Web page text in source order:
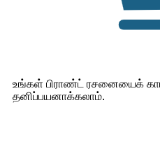
உங்கள் பிராண்ட் ரசனையைக்
தனிப்பயனாக்கலாம்.